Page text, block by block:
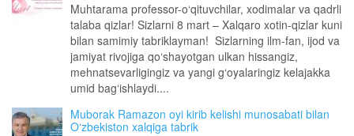
Muhtarama professor-o‘qituvchilar, xodimalar va qadrli
talaba qizlar! Sizlarni 8 mart – Xalqaro xotin-qizlar kuni
bilan samimiy tabriklayman! Sizlarning ilm-fan, ijod va
jamiyat rivojiga qo‘shayotgan ulkan hissangiz,
mehnatsevarligingiz va yangi g‘oyalaringiz kelajakka
umid bag‘ishlaydi....
Muborak Ramazon oyi kirib kelishi munosabati bilan
O‘zbekiston xalqiga tabrik